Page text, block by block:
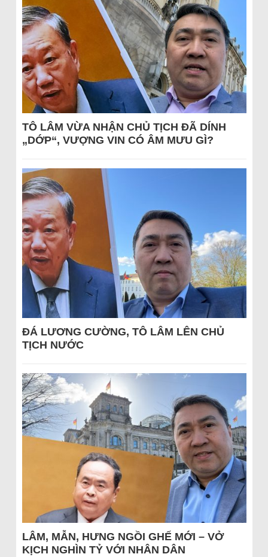
TÔ LÂM VỪA NHẬN CHỦ TỊCH ĐÃ DÍNH
„DỚP“, VƯỢNG VIN CÓ ÂM MƯU GÌ?
ĐÁ LƯƠNG CƯỜNG, TÔ LÂM LÊN CHỦ
TỊCH NƯỚC
LÂM, MẪN, HƯNG NGỒI GHẾ MỚI – VỞ
KỊCH NGHÌN TỶ VỚI NHÂN DÂN